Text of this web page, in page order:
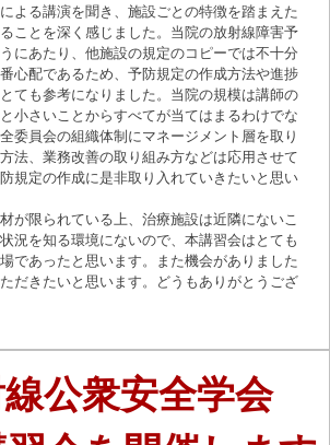
よる講演を聞き、施設ごとの特徴を踏まえた
ことを深く感じました。当院の放射線障害予
にあたり、他施設の規定のコピーでは不十分
心配であるため、予防規定の作成方法や進捗
ても参考になりました。当院の規模は講師の
小さいことからすべてが当てはまるわけでな
委員会の組織体制にマネージメント層を取り
法、業務改善の取り組み方などは応用させて
規定の作成に是非取り入れていきたいと思い
が限られている上、治療施設は近隣にないこ
況を知る環境にないので、本講習会はとても
であったと思います。また機会がありました
だきたいと思います。どうもありがとうござ
公衆安全学会